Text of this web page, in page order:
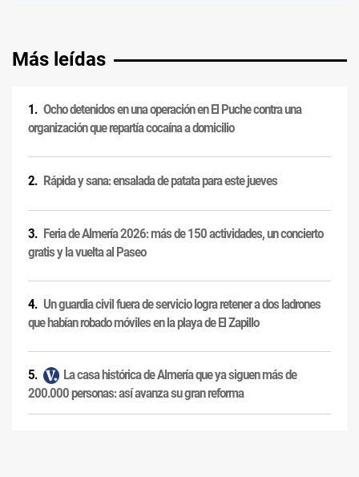
Más leídas
Ocho detenidos en una operación en El Puche contra una
organización que repartía cocaína a domicilio
Rápida y sana: ensalada de patata para este jueves
Feria de Almería 2026: más de 150 actividades, un concierto
gratis y la vuelta al Paseo
Un guardia civil fuera de servicio logra retener a dos ladrones
que habían robado móviles en la playa de El Zapillo
La casa histórica de Almería que ya siguen más de
200.000 personas: así avanza su gran reforma